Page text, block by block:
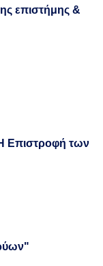
επιστήμης &
Επιστροφή των